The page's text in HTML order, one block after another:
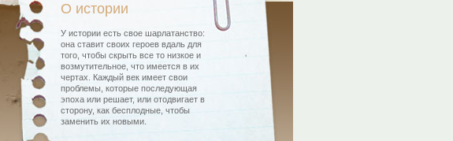
О истории
У истории есть свое шарлатанство:
она ставит своих героев вдаль для
того, чтобы скрыть все то низкое и
возмутительное, что имеется в их
чертах. Каждый век имеет свои
проблемы, которые последующая
эпоха или решает, или отодвигает в
сторону, как бесплодные, чтобы
заменить их новыми.